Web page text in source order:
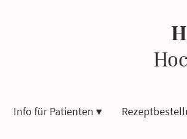
Info für Patienten